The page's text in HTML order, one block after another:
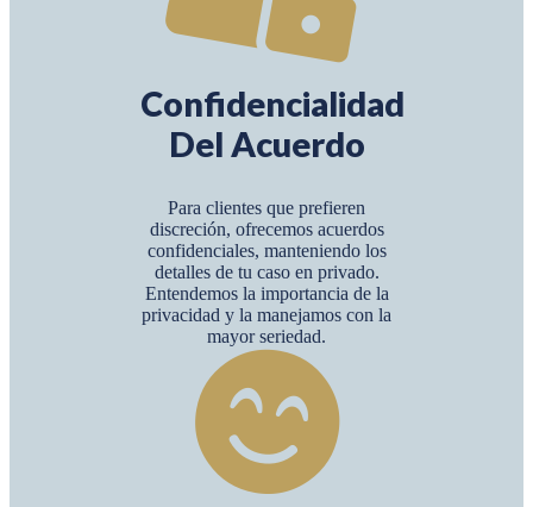
Confidencialidad
Del Acuerdo
Para clientes que prefieren
discreción, ofrecemos acuerdos
confidenciales, manteniendo los
detalles de tu caso en privado.
Entendemos la importancia de la
privacidad y la manejamos con la
mayor seriedad.